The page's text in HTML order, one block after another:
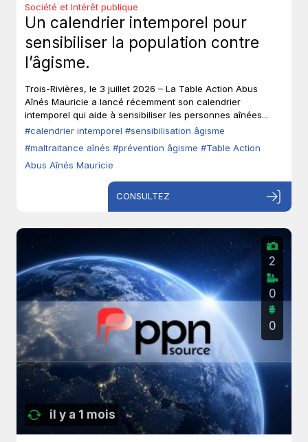
Société et Intérêt publique
Un calendrier intemporel pour
sensibiliser la population contre
l’âgisme.
Trois-Rivières, le 3 juillet 2026 – La Table Action Abus
Aînés Mauricie a lancé récemment son calendrier
intemporel qui aide à sensibiliser les personnes aînées...
#calendrier intemporel #sensibilisation âgisme
#maltraitance aînés #prévention âgisme #Table Action
Abus Aînés Mauricie
CONSULTEZ
il y a 1 mois
2
0
0